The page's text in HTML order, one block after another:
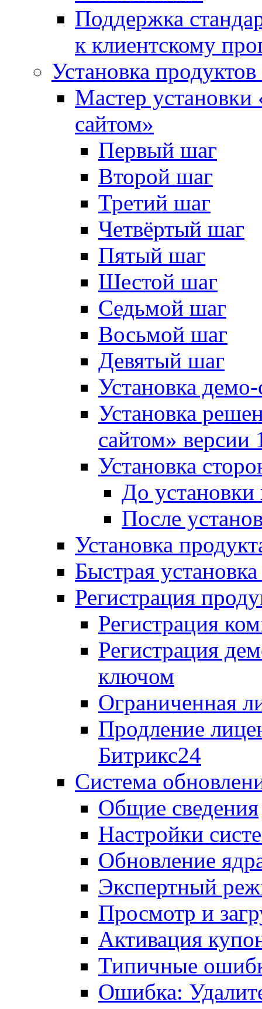
Поддержка
к клиентскому
Установка
Мастер
сайтом»
Первый шаг
Второй шаг
Третий шаг
Четвёртый шаг
Пятый шаг
Шестой шаг
Седьмой шаг
Восьмой шаг
Девятый шаг
Установка
Установка
сайтом»
Установка
До установки
После
Установка
Быстрая
Регистрация
Регистрация
Регистрация
ключом
Ограниченная
Продление
Битрикс24
Система
Общие сведения
Настройки
Обновление
Экспертный
Просмотр и
Активация
Типичные
Ошибка: